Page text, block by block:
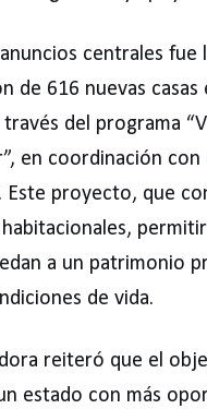
centrales fue
de 616 nuevas casas
del programa
en coordinación con
Este proyecto, que
a un patrimonio
de vida.
reiteró que el
estado con más